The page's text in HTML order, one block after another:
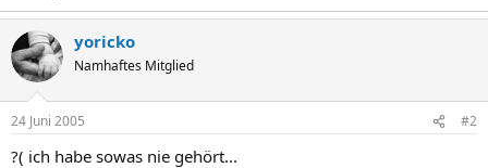
yoricko
Namhaftes Mitglied
24 Juni 2005 #2
?( ich habe sowas nie gehört...